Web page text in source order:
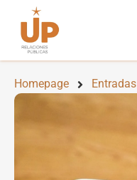
Homepage Entradas